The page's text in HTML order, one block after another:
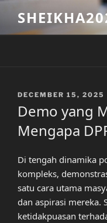
content
POSTED
DECEMBER 15, 2025
Demo yang
Mengapa
Di tengah dinamika
kompleks,
satu cara utama
dan aspirasi mereka.
ketidakpuasan